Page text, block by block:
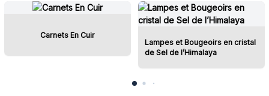
Carnets En Cuir
Lampes et Bougeoirs en cristal
de Sel de l’Himalaya